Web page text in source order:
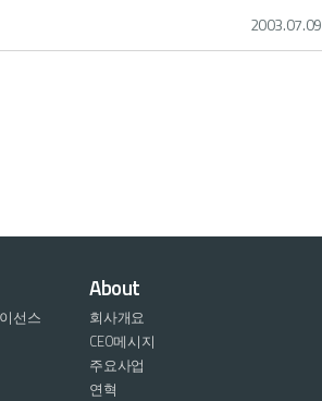
2003.07.09
선스
About
회사개요
CEO메시지
주요사업
연혁